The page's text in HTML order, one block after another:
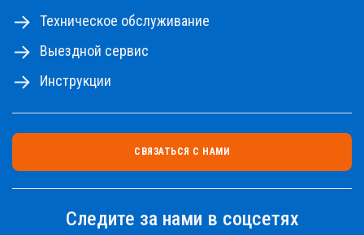
Техническое обслуживание
Выездной сервис
Инструкции
СВЯЗАТЬСЯ С НАМИ
Следите за нами в соцсетях